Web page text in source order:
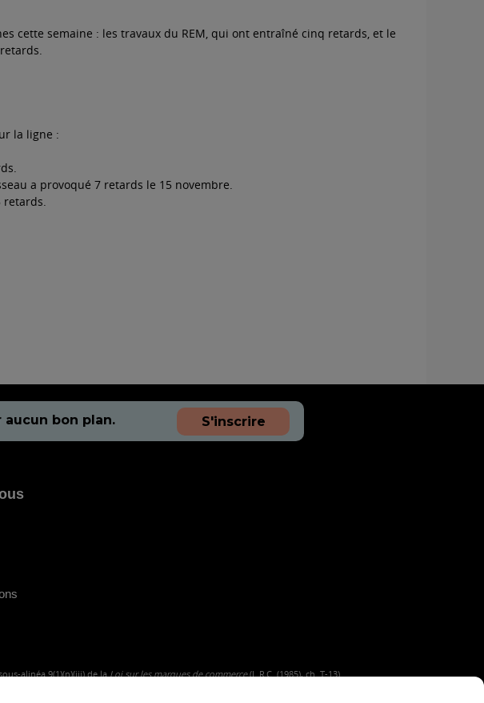
cette semaine : les travaux du REM, qui ont entraîné cinq retards, et le
la ligne :
a provoqué 7 retards le 15 novembre.
retards.
bon plan. S'inscrire
alinéa 9(1)(n)(iii) de laLoi sur les marques de commerce(L.R.C. (1985), ch. T-13).